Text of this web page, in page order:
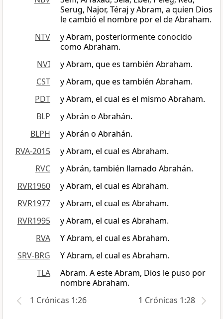
Serug, Najor, Téraj y Abram, a quien Dios
le cambió el nombre por el de Abraham.
NTV
y Abram, posteriormente conocido
como Abraham.
NVI
y Abram, que es también Abraham.
CST
y Abram, que es también Abraham.
PDT
y Abram, el cual es el mismo Abraham.
BLP
y Abrán o Abrahán.
BLPH
y Abrán o Abrahán.
RVA-2015
y Abram, el cual es Abraham.
RVC
y Abrán, también llamado Abrahán.
RVR1960
y Abram, el cual es Abraham.
RVR1977
y Abram, el cual es Abraham.
RVR1995
y Abram, el cual es Abraham.
RVA
Y Abram, el cual es Abraham.
SRV-BRG
Y Abram, el cual es Abraham.
TLA
Abram. A este Abram, Dios le puso por
nombre Abraham.
1 Crónicas 1:26
1 Crónicas 1:28